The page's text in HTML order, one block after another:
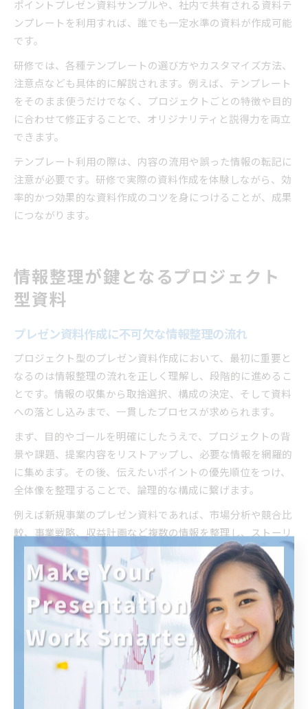
ポイントプレゼン資料サンプルや、社内で共有される資料テ
ンプレートを利用すれば、誰でも一定水準の資料が作成可能
です。
研修では、各種テンプレートの選び方やカスタマイズ方法、
注意点なども具体的に解説されます。例えば、テンプレート
をそのまま使うだけでなく、プロジェクトごとの特徴や目的
に合わせて修正することで、オリジナリティと説得力を両立
できます。
テンプレート利用の際は、内容の流用や誤った情報の転記に
注意が必要です。研修で実際の資料作成を体験しながら、効
率的かつ効果的な資料作成のコツを身につけることが、成果
につながります。
情報整理が鍵となるプロジェクト
型資料
プレゼン資料作成に不可欠な情報整理の流れ
プロジェクト型のプレゼン資料作成において、最初に重要と
なるのは情報整理の流れを正しく理解し、段階的に進めるこ
とです。情報の収集から取捨選択、構成の決定、そして資料
への落とし込みまで、一貫したプロセスが求められます。
まず、目的やゴールを明確にしたうえで、プロジェクトの背
景や課題、提案内容をリストアップし、必要な情報を網羅的
に集めます。その後、伝えたいポイントの優先順位をつけ、
全体像を整理することで、論理的な構成に繋げます。
例えば新規事業のプレゼン資料であれば、市場分析や競合比
較、事業戦略、収益計画など複数の情報を整理し、ストーリ
ー性をもたせて展開することが成功の鍵となります。情報整
理の流れを押さえることで、説得力のあるプレゼン資料作成
が可能になります。
社内プレゼン資料づくりで意識すべき整理術
社内プレゼン資料では、限られた時間でポイントを明確に伝
えるための整理術が不可欠です。最初に主張したい結論を明
確にし、そこに至る根拠やデータを簡潔にまとめることが重